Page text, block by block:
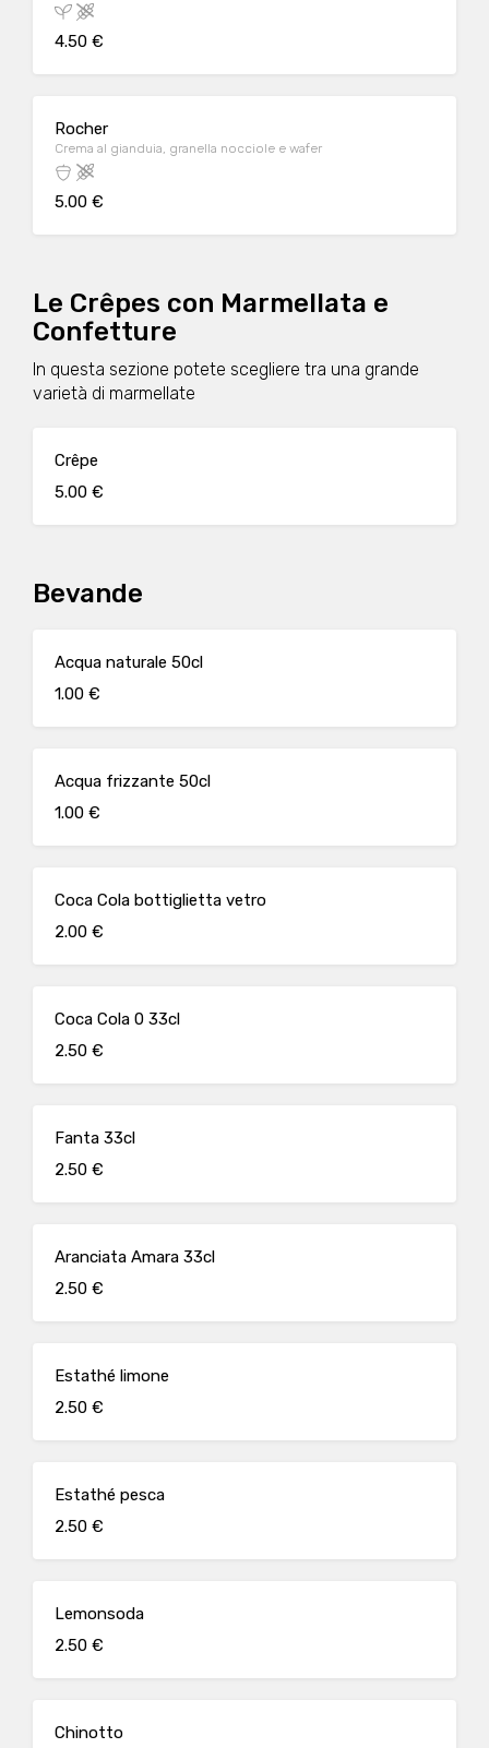
4.50 €
Rocher
Crema al gianduia, granella nocciole e wafer
5.00 €
Le Crêpes con Marmellata e
Confetture
In questa sezione potete scegliere tra una grande
varietà di marmellate
Crêpe
5.00 €
Bevande
Acqua naturale 50cl
1.00 €
Acqua frizzante 50cl
1.00 €
Coca Cola bottiglietta vetro
2.00 €
Coca Cola 0 33cl
2.50 €
Fanta 33cl
2.50 €
Aranciata Amara 33cl
2.50 €
Estathé limone
2.50 €
Estathé pesca
2.50 €
Lemonsoda
2.50 €
Chinotto